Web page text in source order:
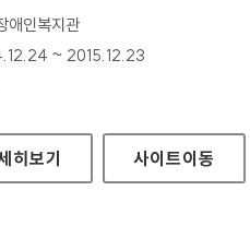
:
애인복지관
간 :
~ 2015.12.23
장애인복지관 홈페이지
히보기 사이트이동